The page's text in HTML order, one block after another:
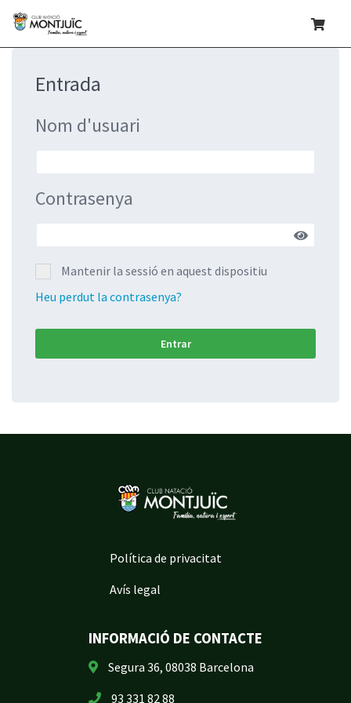
Entrada
Nom d'usuari
Contrasenya
Mantenir la sessió en aquest dispositiu
Heu perdut la contrasenya?
Política de privacitat
Avís legal
INFORMACIÓ DE CONTACTE
Segura 36, 08038 Barcelona
93 331 82 88